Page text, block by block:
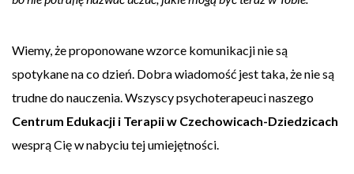
Wiemy, że proponowane wzorce komunikacji nie są
spotykane na co dzień. Dobra wiadomość jest taka, że nie są
trudne do nauczenia. Wszyscy psychoterapeuci naszego
Centrum Edukacji i Terapii w Czechowicach-Dziedzicach
wesprą Cię w nabyciu tej umiejętności.